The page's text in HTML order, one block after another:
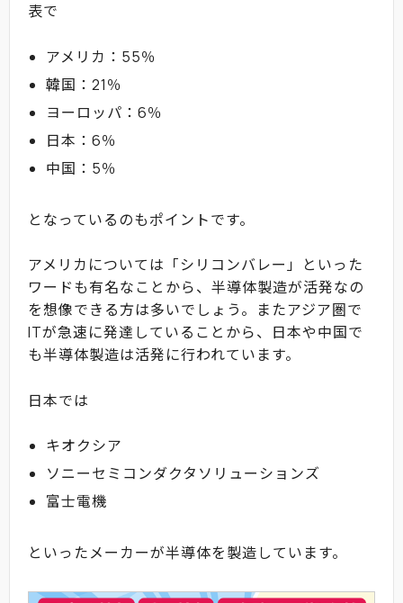
表で
アメリカ：55％
韓国：21％
ヨーロッパ：6％
日本：6％
中国：5％
となっているのもポイントです。
アメリカについては「シリコンバレー」といった
ワードも有名なことから、半導体製造が活発なの
を想像できる方は多いでしょう。またアジア圏で
ITが急速に発達していることから、日本や中国で
も半導体製造は活発に行われています。
日本では
キオクシア
ソニーセミコンダクタソリューションズ
富士電機
といったメーカーが半導体を製造しています。